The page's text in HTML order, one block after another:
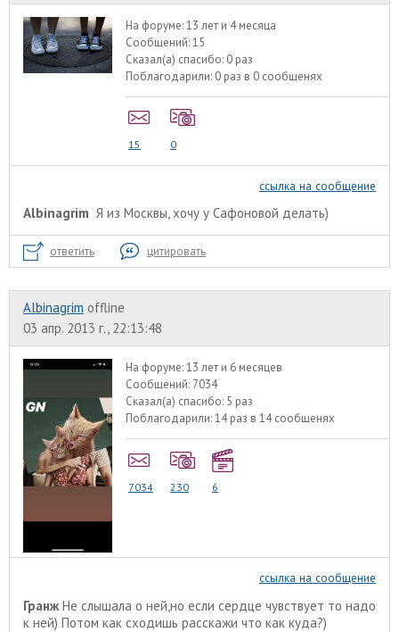
На форуме:13 лет и 4 месяца
Сообщений:15
Сказал(а) спасибо: 0 раз
Поблагодарили: 0 раз в 0 сообщенях
15 0
ссылка на сообщение
Albinagrim Я из Москвы, хочу у Сафоновой делать)
ответить цитировать
Albinagrim offline
03 апр. 2013 г., 22:13:48
На форуме:13 лет и 6 месяцев
Сообщений: 7034
Сказал(а) спасибо: 5 раз
Поблагодарили:14 раз в 14 сообщенях
7034 230 6
ссылка на сообщение
Гранж Не слышала о ней,но если сердце чувствует то надо
к ней) Потом как сходишь расскажи что как куда?)